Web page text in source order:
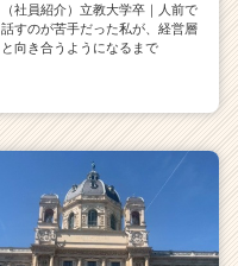
（社員紹介）立教大学卒｜人前で
話すのが苦手だった私が、経営層
と向き合うようになるまで